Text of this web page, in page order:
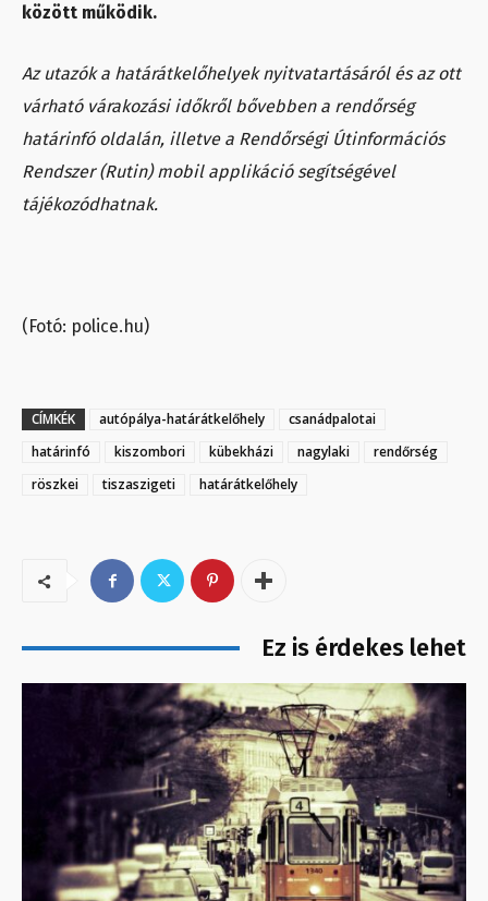
között működik.
Az utazók a határátkelőhelyek nyitvatartásáról és az ott
várható várakozási időkről bővebben a rendőrség
határinfó oldalán, illetve a Rendőrségi Útinformációs
Rendszer (Rutin) mobil applikáció segítségével
tájékozódhatnak.
(Fotó: police.hu)
CÍMKÉK autópálya-határátkelőhely
csanádpalotai
határinfó
kiszombori kübekházi nagylaki
rendőrség
röszkei
tiszaszigeti határátkelőhely
Ez is érdekes lehet